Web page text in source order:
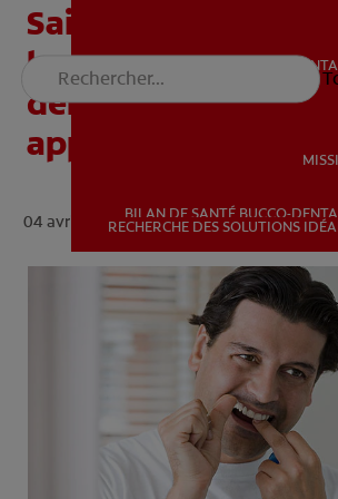
BILAN DE
RECHERCHE DES
SANTÉ BUCCO-
BILAN DE SANTÉ BUCCO-
RECHERCHE DES SOLUTIONS
Saignement des
lors de l'utilisation
dentaire : à quel
appeler son
04 avril 2024 ·min de lecture